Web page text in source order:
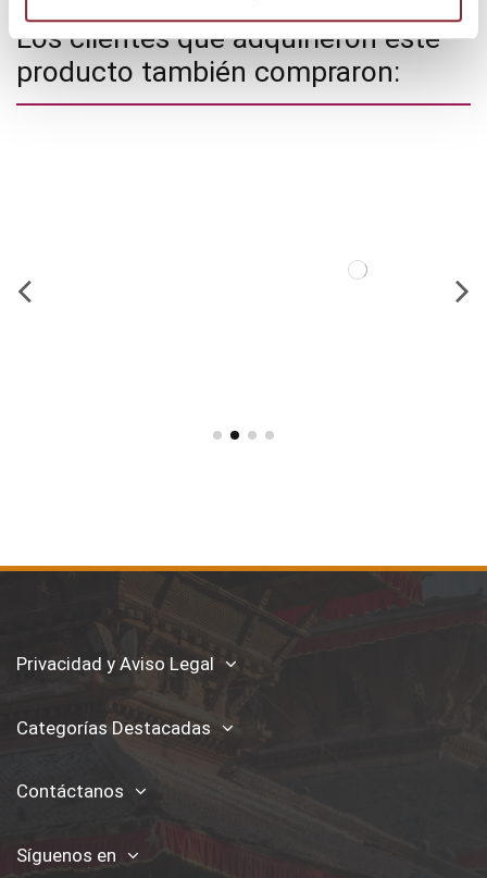
Los clientes que adquirieron este
producto también compraron:
Privacidad y Aviso Legal
Categorías Destacadas
Contáctanos
Síguenos en